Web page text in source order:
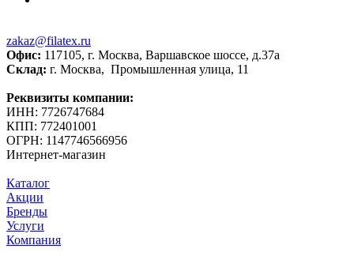
zakaz@filatex.ru
Офис: 117105, г. Москва, Варшавское шоссе, д.37а
Склад: г. Москва, Промышленная улица, 11
Реквизиты компании:
ИНН: 7726747684
КПП: 772401001
ОГРН: 1147746566956
Интернет-магазин
Каталог
Акции
Бренды
Услуги
Компания